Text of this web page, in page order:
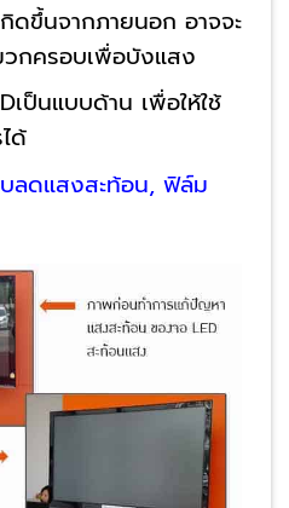
ดขึ้นจากภายนอก อาจจะ
กครอบเพื่อบังแสง
เป็นแบบด้าน เพื่อให้ใช้
ด้
ดแสงสะท้อน, ฟิล์ม